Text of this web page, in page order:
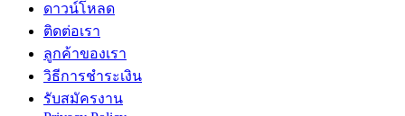
ดาวน์โหลด
ติดต่อเรา
ลูกค้าของเรา
วิธีการชำระเงิน
รับสมัครงาน